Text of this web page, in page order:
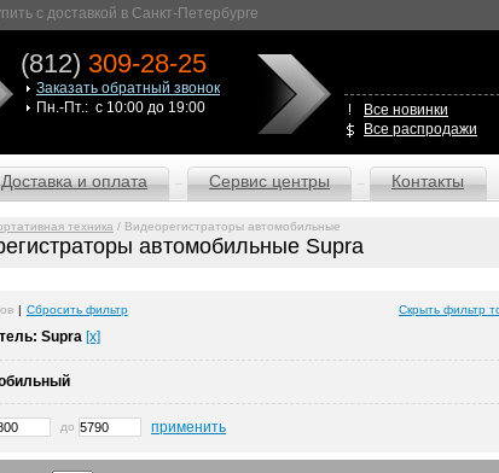
с доставкой в Санкт-Петербурге
(812) 309-28-25
Заказать обратный звонок
Пн.-Пт.: с 10:00 до 19:00
Все новинки
Все распродажи
Доставка и оплата Сервис центры Контакты
техника / Видеорегистраторы автомобильные
автомобильные Supra
| Сбросить фильтр Скрыть фильтр
Supra [x]
до применить